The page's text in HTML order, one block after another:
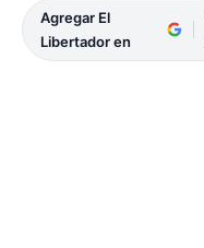
Agregar El
Libertador en